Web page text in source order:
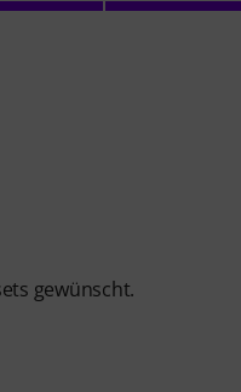
gewünscht.